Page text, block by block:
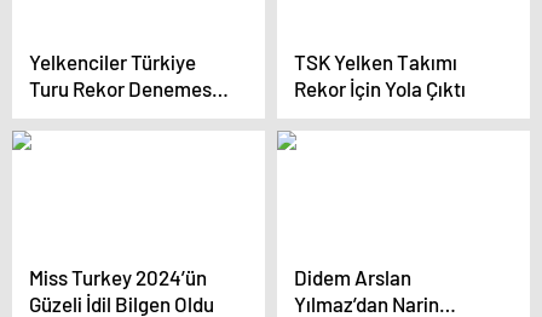
Yelkenciler Türkiye
Turu Rekor Denemesi
İçin Yola Çıktı
TSK Yelken Takımı
Rekor İçin Yola Çıktı
Miss Turkey 2024’ün
Güzeli İdil Bilgen Oldu
Didem Arslan
Yılmaz’dan Narin